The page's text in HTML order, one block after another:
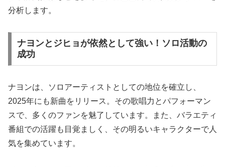
分析します。
ナヨンとジヒョが依然として強い！ソロ活動の
成功
ナヨンは、ソロアーティストとしての地位を確立し、
2025年にも新曲をリリース。その歌唱力とパフォーマン
スで、多くのファンを魅了しています。また、バラエティ
番組での活躍も目覚ましく、その明るいキャラクターで人
気を集めています。